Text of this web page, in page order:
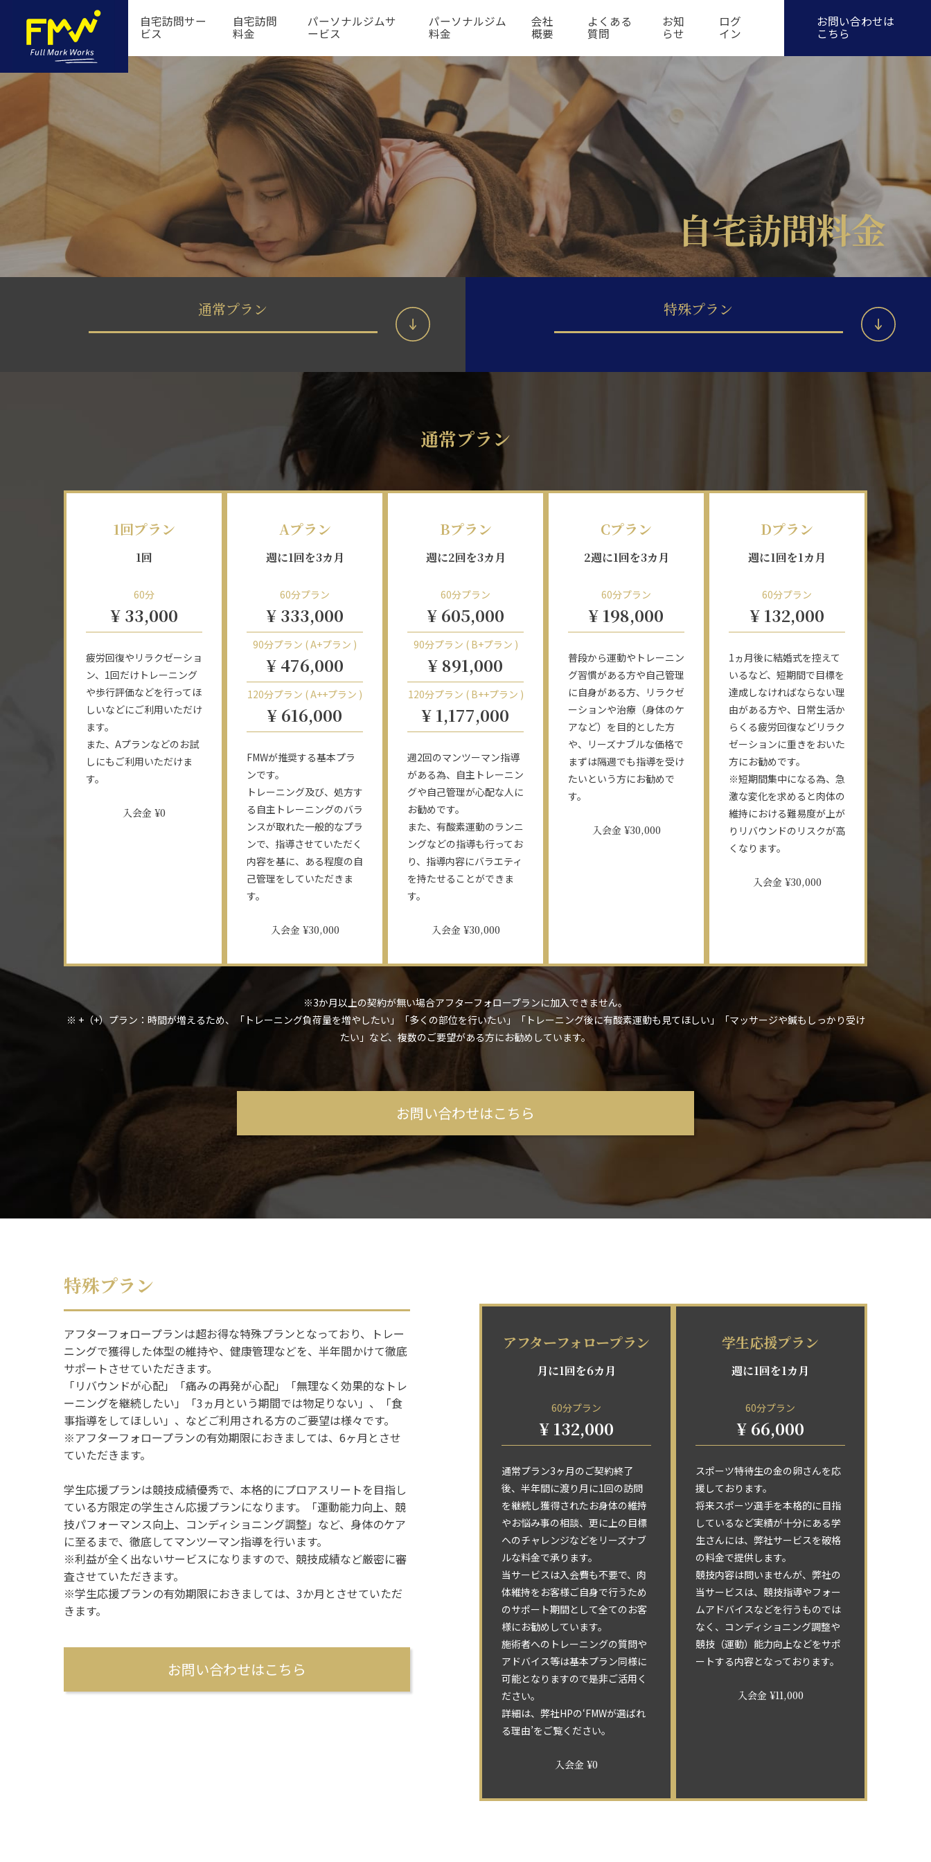
自宅訪問サー
ビス
自宅訪問
料金
パーソナルジムサ
ービス
パーソナルジム
料金
会社
概要
よくある
質問
お知
らせ
ログ
イン
お問い合わせ
自宅訪問料金
通常プラン 特殊プラン
通常プラン
1回プラン
1回
60分
¥ 33,000
疲労回復やリラクゼーショ
ン、1回だけトレーニング
や歩行評価などを行ってほ
しいなどにご利用いただけ
ます。
また、Aプランなどのお試
しにもご利用いただけま
す。
入会金 ¥0
Aプラン
週に1回を3カ月
60分プラン
¥ 333,000
90分プラン ( A+プラン )
¥ 476,000
120分プラン ( A++プラン )
¥ 616,000
FMWが推奨する基本プラ
ンです。
トレーニング及び、処方す
る自主トレーニングのバラ
ンスが取れた一般的なプラ
ンで、指導させていただく
内容を基に、ある程度の自
己管理をしていただきま
す。
入会金 ¥30,000
Bプラン
週に2回を3カ月
60分プラン
¥ 605,000
90分プラン ( B+プラン )
¥ 891,000
120分プラン ( B++プラン )
¥ 1,177,000
週2回のマンツーマン指導
がある為、自主トレーニン
グや自己管理が心配な人に
お勧めです。
また、有酸素運動のランニ
ングなどの指導も行ってお
り、指導内容にバラエティ
を持たせることができま
す。
入会金 ¥30,000
Cプラン
2週に1回を3カ月
60分プラン
¥ 198,000
普段から運動やトレーニン
グ習慣がある方や自己管理
に自身がある方、リラクゼ
ーションや治療（身体のケ
アなど）を目的とした方
や、リーズナブルな価格で
まずは隔週でも指導を受け
たいという方にお勧めで
す。
入会金 ¥30,000
Dプラン
週に1回を1カ月
60分プラン
¥ 132,000
1ヵ月後に結婚式を控えて
いるなど、短期間で目標を
達成しなければならない理
由がある方や、日常生活か
らくる疲労回復などリラク
ゼーションに重きをおいた
方にお勧めです。
※短期間集中になる為、急
激な変化を求めると肉体の
維持における難易度が上が
りリバウンドのリスクが高
くなります。
入会金 ¥30,000
※3か月以上の契約が無い場合アフターフォロープランに加入できません。
※ +（+）プラン：時間が増えるため、「トレーニング負荷量を増やしたい」「多くの部位を行いたい」「トレーニング後に有酸素運動も見てほしい」「マッサージや鍼もしっかり受け
たい」など、複数のご要望がある方にお勧めしています。
お問い合わせはこちら
特殊プラン
アフターフォロープランは超お得な特殊プランとなっており、トレー
ニングで獲得した体型の維持や、健康管理などを、半年間かけて徹底
サポートさせていただきます。
「リバウンドが心配」「痛みの再発が心配」「無理なく効果的なトレ
ーニングを継続したい」「3ヵ月という期間では物足りない」、「食
事指導をしてほしい」、などご利用される方のご要望は様々です。
※アフターフォロープランの有効期限におきましては、6ヶ月とさせ
ていただきます。
学生応援プランは競技成績優秀で、本格的にプロアスリートを目指し
ている方限定の学生さん応援プランになります。「運動能力向上、競
技パフォーマンス向上、コンディショニング調整」など、身体のケア
に至るまで、徹底してマンツーマン指導を行います。
※利益が全く出ないサービスになりますので、競技成績など厳密に審
査させていただきます。
※学生応援プランの有効期限におきましては、3か月とさせていただ
きます。
お問い合わせはこちら
アフターフォロープラン
月に1回を6カ月
60分プラン
¥ 132,000
通常プラン3ヶ月のご契約終了
後、半年間に渡り月に1回の訪問
を継続し獲得されたお身体の維持
やお悩み事の相談、更に上の目標
へのチャレンジなどをリーズナブ
ルな料金で承ります。
当サービスは入会費も不要で、肉
体維持をお客様ご自身で行うため
のサポート期間として全てのお客
様にお勧めしています。
施術者へのトレーニングの質問や
アドバイス等は基本プラン同様に
可能となりますので是非ご活用く
ださい。
詳細は、弊社HPの‘FMWが選ばれ
る理由’をご覧ください。
入会金 ¥0
学生応援プラン
週に1回を1カ月
60分プラン
¥ 66,000
スポーツ特待生の金の卵さんを応
援しております。
将来スポーツ選手を本格的に目指
しているなど実績が十分にある学
生さんには、弊社サービスを破格
の料金で提供します。
競技内容は問いませんが、弊社の
当サービスは、競技指導やフォー
ムアドバイスなどを行うものでは
なく、コンディショニング調整や
競技（運動）能力向上などをサポ
ートする内容となっております。
入会金 ¥11,000